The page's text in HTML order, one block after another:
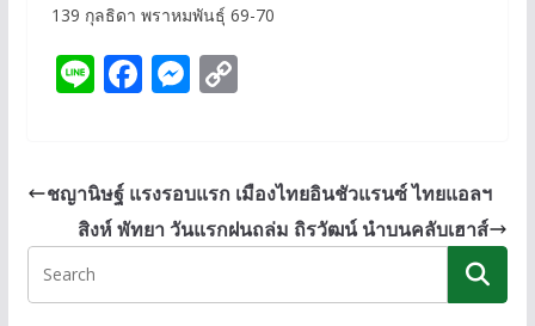
139 กุลธิดา พราหมพันธุ์ 69-70
Li F
b
o
o
k
M
e
n
g
er
C
y
Li
n
k
ชญานิษฐ์ แรงรอบแรก เมืองไทยอินชัวแรนซ์ ไทยแอลฯ
สิงห์ พัทยา วันแรกฝนถล่ม ถิรวัฒน์ นำบนคลับเฮาส์